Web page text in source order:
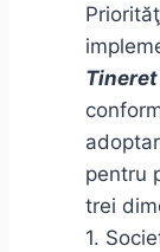
pentru
trei
1.